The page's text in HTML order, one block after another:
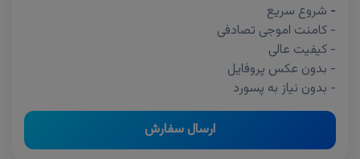
- شروع سریع
- کامنت اموجی تصادفی
- کیفیت عالی
- بدون عکس پروفایل
- بدون نیاز به پسورد
ارسال سفارش